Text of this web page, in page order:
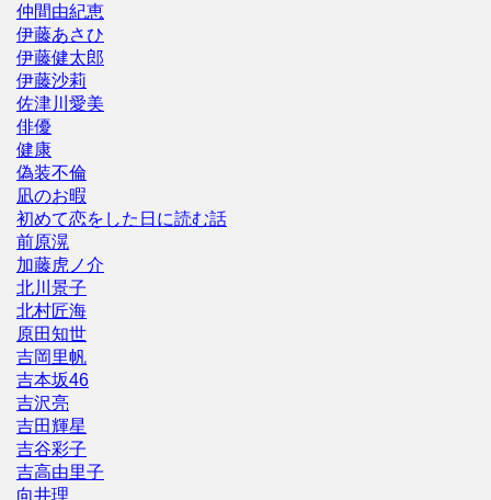
仲間由紀恵
伊藤あさひ
伊藤健太郎
伊藤沙莉
佐津川愛美
俳優
健康
偽装不倫
凪のお暇
初めて恋をした日に読む話
前原滉
加藤虎ノ介
北川景子
北村匠海
原田知世
吉岡里帆
吉本坂46
吉沢亮
吉田輝星
吉谷彩子
吉高由里子
向井理